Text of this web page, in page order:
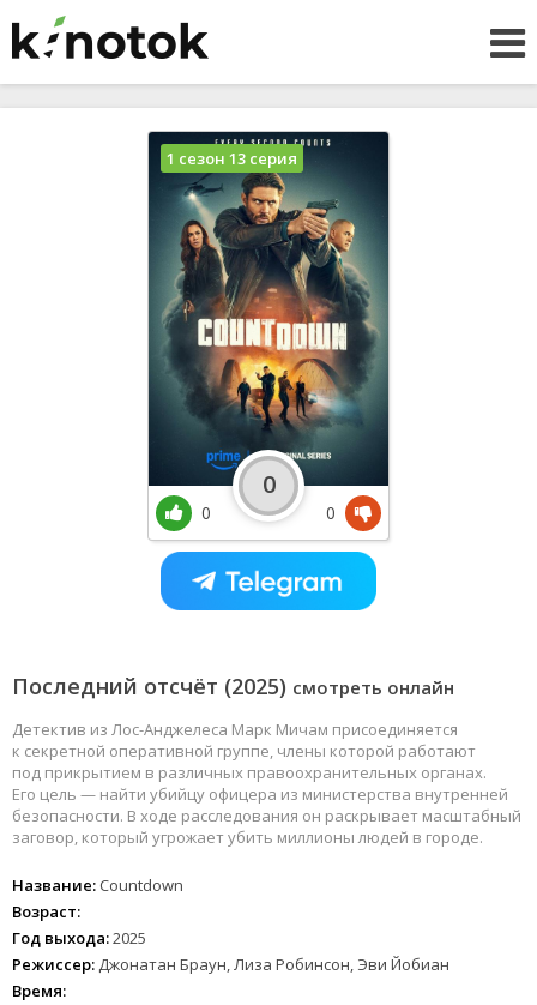
Последний отсчёт (2025) смотреть онлайн
Детектив из Лос-Анджелеса Марк Мичам присоединяется
к секретной оперативной группе, члены которой работают
под прикрытием в различных правоохранительных органах.
Его цель — найти убийцу офицера из министерства внутренней
безопасности. В ходе расследования он раскрывает масштабный
заговор, который угрожает убить миллионы людей в городе.
Название: Countdown
Возраст:
Год выхода:2025
Режиссер: Джонатан Браун, Лиза Робинсон, Эви Йобиан
Время:
1 сезон 13 серия
0
0
0